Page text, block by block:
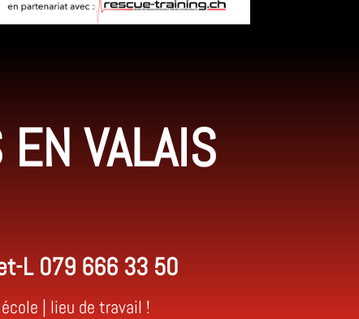
VALAIS
L 079 666 33 50
| lieu de travail !